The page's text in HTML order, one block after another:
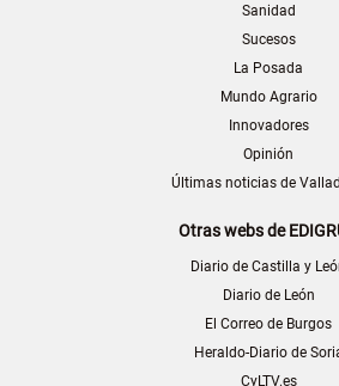
Sanidad
Sucesos
La Posada
Mundo Agrario
Innovadores
Opinión
Últimas noticias de
Otras webs de
Diario de Castilla y
Diario de León
El Correo de Burgos
Heraldo-Diario de
CyLTV.es